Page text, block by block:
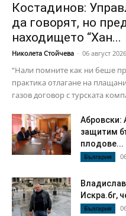
Костадинов:
да говорят, но
находището “Хан...
Николета Стойчева - 06 август
“Нали помните как ни беше
практика отлагане на
газов договор с турската
Абровски:
защитим
плодове...
България
Искра.бг,
България